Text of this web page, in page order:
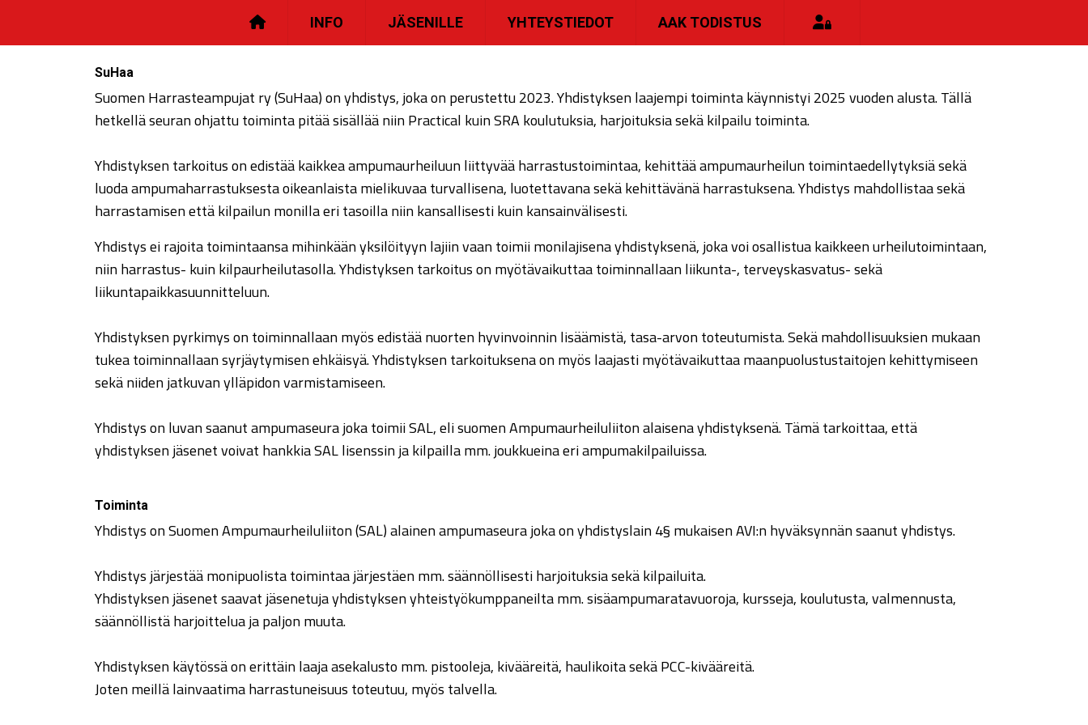
INFO JÄSENILLE YHTEYSTIEDOT AAK TODISTUS
SuHaa
Suomen Harrasteampujat ry (SuHaa) on yhdistys, joka on perustettu 2023. Yhdistyksen laajempi toiminta käynnistyi 2025 vuoden alusta. Tällä
hetkellä seuran ohjattu toiminta pitää sisällää niin Practical kuin SRA koulutuksia, harjoituksia sekä kilpailu toiminta.
Yhdistyksen tarkoitus on edistää kaikkea ampumaurheiluun liittyvää harrastustoimintaa, kehittää ampumaurheilun toimintaedellytyksiä sekä
luoda ampumaharrastuksesta oikeanlaista mielikuvaa turvallisena, luotettavana sekä kehittävänä harrastuksena. Yhdistys mahdollistaa sekä
harrastamisen että kilpailun monilla eri tasoilla niin kansallisesti kuin kansainvälisesti.
Yhdistys ei rajoita toimintaansa mihinkään yksilöityyn lajiin vaan toimii monilajisena yhdistyksenä, joka voi osallistua kaikkeen urheilutoimintaan,
niin harrastus- kuin kilpaurheilutasolla. Yhdistyksen tarkoitus on myötävaikuttaa toiminnallaan liikunta-, terveyskasvatus- sekä
liikuntapaikkasuunnitteluun.
Yhdistyksen pyrkimys on toiminnallaan myös edistää nuorten hyvinvoinnin lisäämistä, tasa-arvon toteutumista. Sekä mahdollisuuksien mukaan
tukea toiminnallaan syrjäytymisen ehkäisyä. Yhdistyksen tarkoituksena on myös laajasti myötävaikuttaa maanpuolustustaitojen kehittymiseen
sekä niiden jatkuvan ylläpidon varmistamiseen.
Yhdistys on luvan saanut ampumaseura joka toimii SAL, eli suomen Ampumaurheiluliiton alaisena yhdistyksenä. Tämä tarkoittaa, että
yhdistyksen jäsenet voivat hankkia SAL lisenssin ja kilpailla mm. joukkueina eri ampumakilpailuissa.
Toiminta
Yhdistys on Suomen Ampumaurheiluliiton (SAL) alainen ampumaseura joka on yhdistyslain 4§ mukaisen AVI:n hyväksynnän saanut yhdistys.
Yhdistys järjestää monipuolista toimintaa järjestäen mm. säännöllisesti harjoituksia sekä kilpailuita.
Yhdistyksen jäsenet saavat jäsenetuja yhdistyksen yhteistyökumppaneilta mm. sisäampumaratavuoroja, kursseja, koulutusta, valmennusta,
säännöllistä harjoittelua ja paljon muuta.
Yhdistyksen käytössä on erittäin laaja asekalusto mm. pistooleja, kivääreitä, haulikoita sekä PCC-kivääreitä.
Joten meillä lainvaatima harrastuneisuus toteutuu, myös talvella.